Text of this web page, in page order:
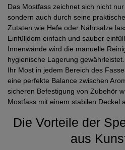
Das Mostfass zeichnet sich nicht
sondern auch durch seine
Zutaten wie Hefe oder Nährsalze
Einfülldom einfach und sauber
Innenwände wird die manuelle
hygienische Lagerung
Ihr Most in jedem Bereich des
eine perfekte Balance zwischen
sicheren Befestigung von Zubehör
Mostfass mit einem stabilen Deckel
Die Vorteile der
aus